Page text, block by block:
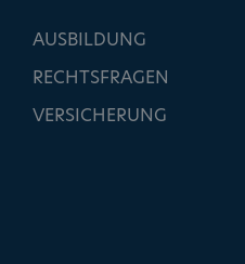
AUSBILDUNG
RECHTSFRAGEN
VERSICHERUNG